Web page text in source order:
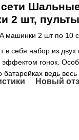
сети
2 шт,
машинки 2 шт по 10
в себя набор из
гонок.
батарейках ведь
Новый